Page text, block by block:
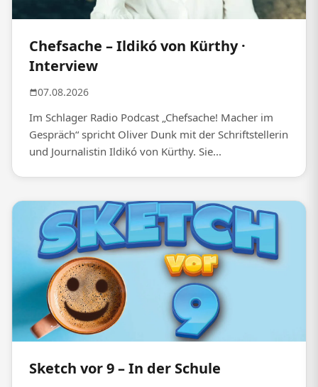
Chefsache – Ildikó von Kürthy ·
Interview
07.08.2026
Im Schlager Radio Podcast „Chefsache! Macher im
Gespräch“ spricht Oliver Dunk mit der Schriftstellerin
und Journalistin Ildikó von Kürthy. Sie...
Sketch vor 9 – In der Schule